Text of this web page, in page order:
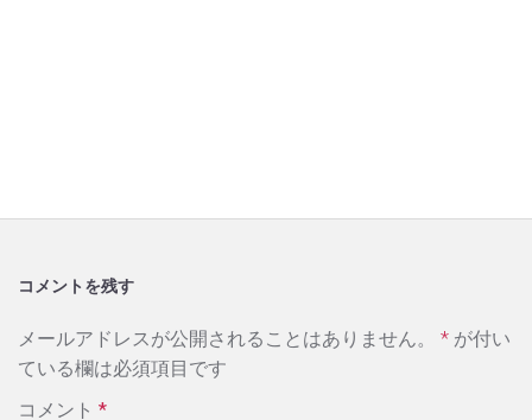
コメントを残す
メールアドレスが公開されることはありません。 * が付い
ている欄は必須項目です
コメント *